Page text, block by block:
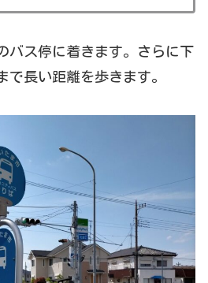
バス停に着きます。さらに下
で長い距離を歩きます。